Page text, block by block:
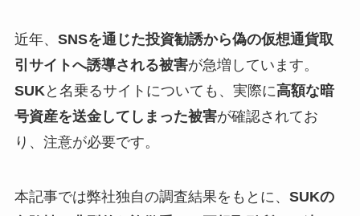
近年、 SNSを通じた投資勧誘から偽の仮想通貨取
引サイトへ誘導される被害が急増しています。
SUKと名乗るサイトについても、実際に高額な暗
号資産を送金してしまった被害が確認されてお
り、注意が必要です。
本記事では弊社独自の調査結果をもとに、 SUKの